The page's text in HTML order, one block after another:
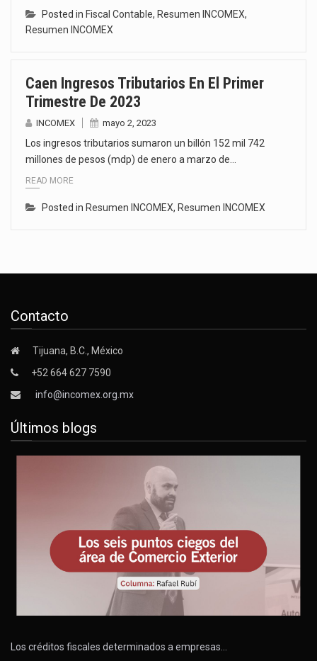
Posted in Fiscal Contable, Resumen INCOMEX,
Resumen INCOMEX
Caen Ingresos Tributarios En El Primer
Trimestre De 2023
INCOMEX mayo 2, 2023
Los ingresos tributarios sumaron un billón 152 mil 742
millones de pesos (mdp) de enero a marzo de…
READ MORE
Posted in Resumen INCOMEX, Resumen INCOMEX
Contacto
Tijuana, B.C., México
+52 664 627 7590
info@incomex.org.mx
Últimos blogs
Los créditos fiscales determinados a empresas…